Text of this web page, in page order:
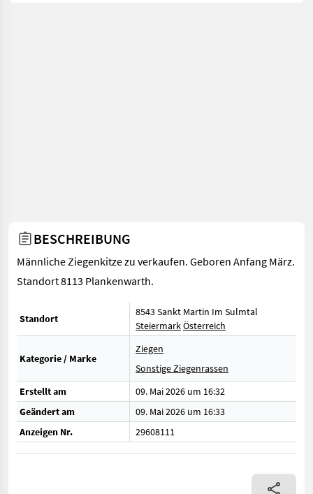
BESCHREIBUNG
Männliche Ziegenkitze zu verkaufen. Geboren Anfang März.
Standort 8113 Plankenwarth.
Standort
8543 Sankt Martin Im Sulmtal
SteiermarkÖsterreich
Kategorie / Marke
Ziegen
Sonstige Ziegenrassen
Erstellt am
09. Mai 2026 um 16:32
Geändert am
09. Mai 2026 um 16:33
Anzeigen Nr.
29608111